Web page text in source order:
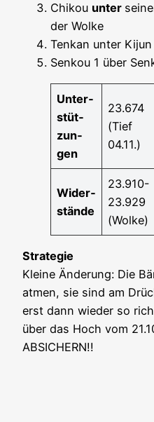
Chi­kou unter
der Wolke
Ten­kan unter Kijun
Sen­kou 1 über
Unter­
stüt­
zun­
gen
23.674
(Tief
04.11.)
Wider­
stän­de
23.910-
23.929
(Wol­ke)
Stra­te­gie
Klei­ne Ände­rung: Die
at­men, sie sind am
erst dann wie­der so
über das Hoch vom
ABSICHERN!!